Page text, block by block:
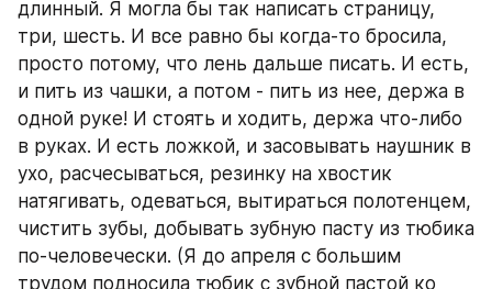
длинный. Я могла бы так написать страницу,
три, шесть. И все равно бы когда-то бросила,
просто потому, что лень дальше писать. И есть,
и пить из чашки, а потом - пить из нее, держа в
одной руке! И стоять и ходить, держа что-либо
в руках. И есть ложкой, и засовывать наушник в
ухо, расчесываться, резинку на хвостик
натягивать, одеваться, вытираться полотенцем,
чистить зубы, добывать зубную пасту из тюбика
по-человечески. (Я до апреля с большим
трудом подносила тюбик с зубной пастой ко